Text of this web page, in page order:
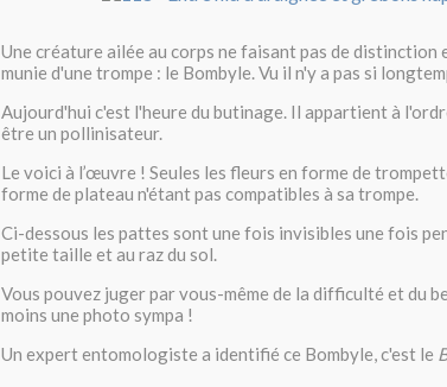
Une créature ailée au corps ne faisant pas de
munie d'une trompe : le Bombyle. Vu il n'y a pas si
Aujourd'hui c'est l'heure du butinage. Il appartient à
être un pollinisateur.
Le voici à l’œuvre ! Seules les fleurs en forme de
forme de plateau n'étant pas compatibles à sa trompe.
Ci-dessous les pattes sont une fois invisibles une fois
petite taille et au raz du sol.
Vous pouvez juger par vous-même de la difficulté et du
moins une photo sympa !
Un expert entomologiste a identifié ce Bombyle, c'est le